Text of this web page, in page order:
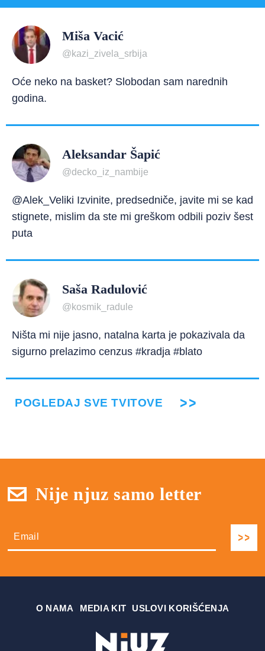
Miša Vacić
@kazi_zivela_srbija
Oće neko na basket? Slobodan sam narednih
godina.
Aleksandar Šapić
@decko_iz_nambije
@Alek_Veliki Izvinite, predsedniče, javite mi se kad
stignete, mislim da ste mi greškom odbili poziv šest
puta
Saša Radulović
@kosmik_radule
Ništa mi nije jasno, natalna karta je pokazivala da
sigurno prelazimo cenzus #kradja #blato
POGLEDAJ SVE TVITOVE
Nije njuz samo letter
О NAMA MEDIA KIT USLOVI KORIŠĆENJA